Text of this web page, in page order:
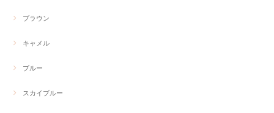
ブラウン
キャメル
ブルー
スカイブルー